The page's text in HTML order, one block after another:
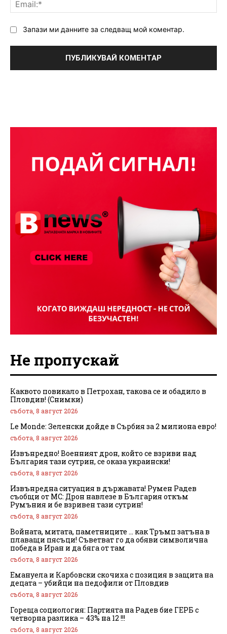
Запази ми данните за следващ мой коментар.
Не пропускай
Каквото повикало в Петрохан, такова се и обадило в
Пловдив! (Снимки)
събота, 8 август 2026
Le Monde: Зеленски дойде в Сърбия за 2 милиона евро!
събота, 8 август 2026
Извънредно! Военният дрон, който се взриви над
България тази сутрин, се оказа украински!
събота, 8 август 2026
Извънредна ситуация в държавата! Румен Радев
съобщи от МС: Дрон навлезе в България откъм
Румъния и бе взривен тази сутрин!
събота, 8 август 2026
Войната, митата, паметниците … как Тръмп затъна в
плаващи пясъци! Съветват го да обяви символична
победа в Иран и да бяга от там
събота, 8 август 2026
Емануела и Карбовски скочиха с позиция в защита на
децата – убийци на педофили от Пловдив
събота, 8 август 2026
Гореща социология: Партията на Радев бие ГЕРБ с
четворна разлика – 43% на 12 !!!
събота, 8 август 2026